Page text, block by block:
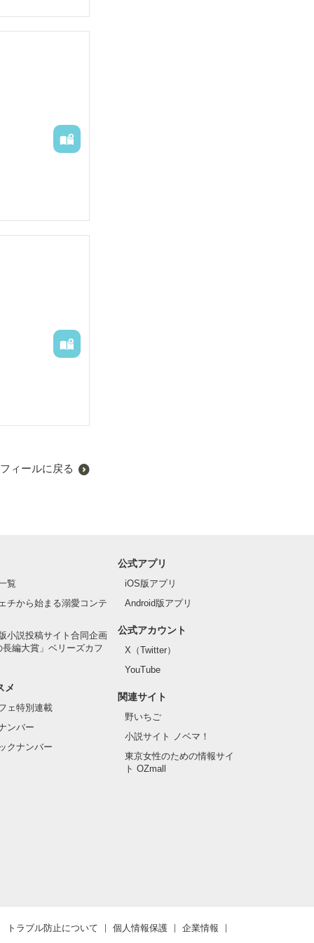
ィールに戻る
覧
チから始まる溺愛コンテ
小説投稿サイト合同企画
長編大賞」ベリーズカフ
メ
ェ特別連載
ンバー
クナンバー
公式アプリ
iOS版アプリ
Android版アプリ
公式アカウント
X（Twitter）
YouTube
関連サイト
野いちご
小説サイト ノベマ！
東京女性のための情報サイ
ト OZmall
トラブル防止について 個人情報保護 企業情報